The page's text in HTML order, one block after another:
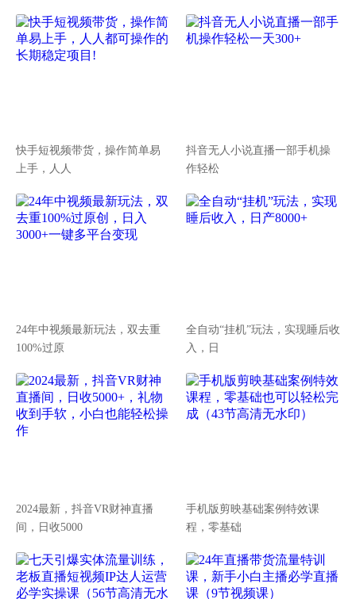
快手短视频带货，操作简单易
上手，人人
抖音无人小说直播一部手机操
作轻松
24年中视频最新玩法，双去重
100%过原
全自动“挂机”玩法，实现睡后收
入，日
2024最新，抖音VR财神直播
间，日收5000
手机版剪映基础案例特效课
程，零基础